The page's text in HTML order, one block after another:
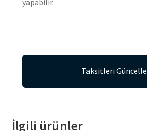
yapabilir.
Taksitleri Güncelle
İlgili ürünler